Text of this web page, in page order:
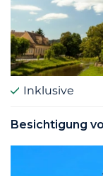
Inklusive
Besichtigung